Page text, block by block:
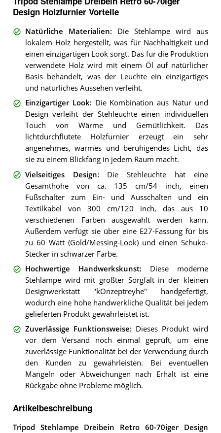
Design Holzfurnier Vorteile
Natürliche Materialien: Die Stehlampe wird aus
lokalem Holz hergestellt, was für Nachhaltigkeit und
einen einzigartigen Look sorgt. Das für die Produktion
verwendete Holz wird mit einem Öl auf natürlicher
Basis behandelt, was der Leuchte ein einzigartiges
und natürliches Aussehen verleiht.
Einzigartiger Look: Die Kombination aus Natur und
Design verleiht der Stehleuchte einen individuellen
Touch von Wärme und Gemütlichkeit. Das
lichtdurchflutete Holzfurnier erzeugt ein sehr
angenehmes, warmes und beruhigendes Licht, das
sie zu einem Blickfang in jedem Raum macht.
Vielseitiges Design: Die Stehleuchte hat eine
Gesamthöhe von ca. 135 cm/54 inch, einen
Fußschalter zum Ein- und Ausschalten und ein
Textilkabel von 300 cm/120 inch, das aus 10
verschiedenen Farben ausgewählt werden kann.
Außerdem verfügt sie über eine E27-Fassung für bis
zu 60 Watt (Gold/Messing-Look) und einen Schuko-
Stecker in schwarzer Farbe.
Hochwertige Handwerkskunst: Diese moderne
Stehlampe wird mit größter Sorgfalt in der kleinen
Designwerkstatt "kOnzeptreyhe" handgefertigt,
wodurch eine hohe handwerkliche Qualität bei jedem
gelieferten Produkt gewährleistet ist.
Zuverlässige Funktionsweise: Dieses Produkt wird
vor dem Versand noch einmal geprüft, um eine
zuverlässige Funktionalität bei der Verwendung durch
den Kunden zu gewährleisten. Bei eventuellen
Mängeln oder Abweichungen nach Erhalt ist eine
Rückgabe ohne Probleme möglich.
Artikelbeschreibung
Tripod Stehlampe Dreibein Retro 60-70iger Design